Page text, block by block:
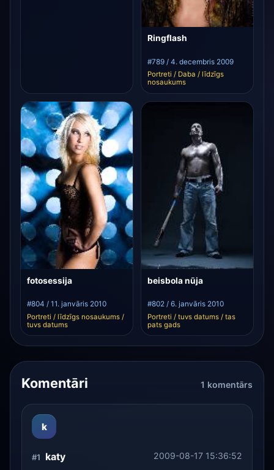
Ringflash
#789 / 4. decembris 2009
Portreti / Daba / līdzīgs
nosaukums
fotosessija
#804 / 11. janvāris 2010
Portreti / līdzīgs nosaukums /
tuvs datums
beisbola nūja
#802 / 6. janvāris 2010
Portreti / tuvs datums / tas
pats gads
Komentāri 1 komentārs
k
#1 katy 2009-08-17 15:36:52